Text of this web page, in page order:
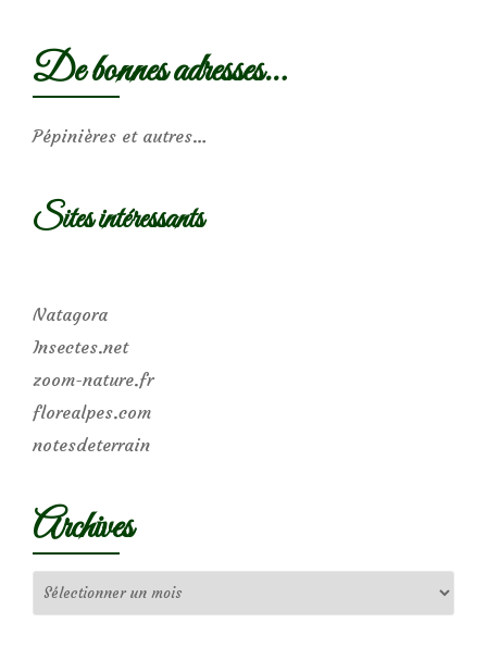
De bonnes adresses…
Pépinières et autres…
Sites intéressants
Natagora
Insectes.net
zoom-nature.fr
florealpes.com
notesdeterrain
Archives